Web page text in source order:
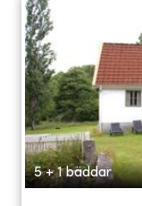
5 + 1 bäddar